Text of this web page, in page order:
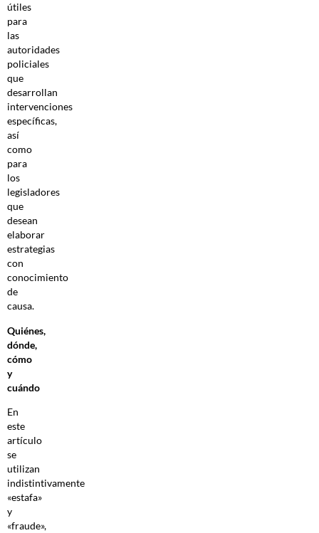
útiles
para
las
autoridades
policiales
que
desarrollan
intervenciones
específicas,
así
como
para
los
legisladores
que
desean
elaborar
estrategias
con
conocimiento
de
causa.
Quiénes,
dónde,
cómo
y
cuándo
En
este
artículo
se
utilizan
indistintivamente
«estafa»
y
«fraude»,